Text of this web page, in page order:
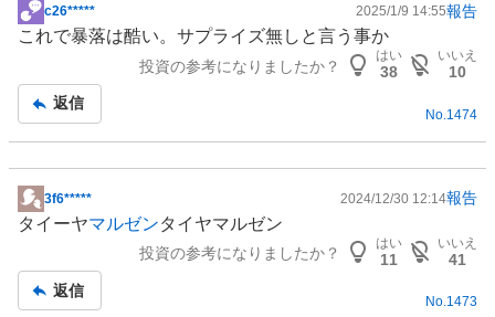
掲
示
事
c26***** 2025/1/9 14:55報告
これで暴落は酷い。サプライズ無しと言う事か
投資の参考になりましたか？
はい
38
いいえ
10
返信
No. 1474
掲
示
事
3f6***** 2024/12/30 12:14報告
タイーヤマルゼンタイヤマルゼン
投資の参考になりましたか？
はい
11
いいえ
41
返信
No.1473